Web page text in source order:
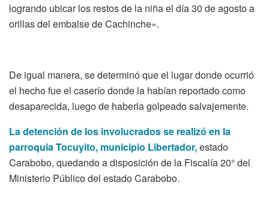
logrando ubicar los restos de la niña el día 30 de agosto a
orillas del embalse de Cachinche».
De igual manera, se determinó que el lugar donde ocurrió
el hecho fue el caserío donde la habían reportado como
desaparecida, luego de haberla golpeado salvajemente.
La detención de los involucrados se realizó en la
parroquia Tocuyito, municipio Libertador,estado
Carabobo, quedando a disposición de la Fiscalía 20° del
Ministerio Público del estado Carabobo.